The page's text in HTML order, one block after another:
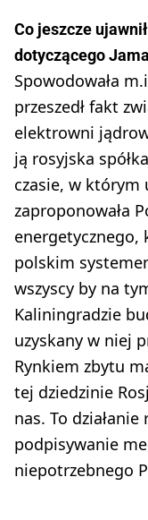
Co jeszcze
dotyczącego
Spowodowała
przeszedł fakt
elektrowni
ją rosyjska
czasie, w
zaproponowała
energetycznego,
polskim
wszyscy by na
Kaliningradzie
uzyskany w niej
Rynkiem zbytu
tej dziedzinie
nas. To
podpisywanie
niepotrzebnego